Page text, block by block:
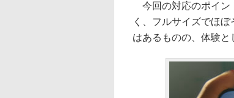
今回の対応のポイン
く、フルサイズでほ
はあるものの、体験と